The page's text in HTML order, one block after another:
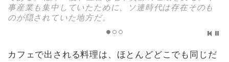
事産業も集中していたために、ソ連時代は存在そのも
のが隠されていた地方だ。
カフェで出される料理は、ほとんどどこでも同じだ